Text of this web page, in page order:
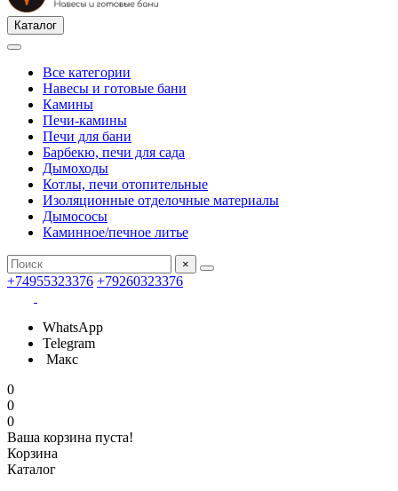
Каталог
Все категории
Навесы и готовые бани
Камины
Печи-камины
Печи для бани
Барбекю, печи для сада
Дымоходы
Котлы, печи отопительные
Изоляционные отделочные материалы
Дымососы
Каминное/печное литье
×
+74955323376 +79260323376
WhatsApp
Telegram
Макс
0
0
0
Ваша корзина пуста!
Корзина
Каталог